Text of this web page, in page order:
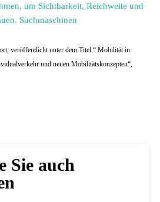
um Sichtbarkeit, Reichweite und
Suchmaschinen
veröffentlicht unter dem Titel “ Mobilität in
und neuen Mobilitätskonzepten“,
Sie auch